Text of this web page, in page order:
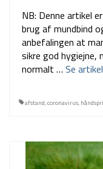
NB: Denne artikel
brug af mundbind
anbefalingen at
sikre god hygiejne,
normalt … Se artikel
afstand,coronavirus,